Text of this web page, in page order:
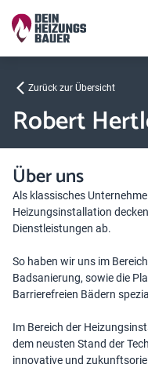
Zurück zur Übersicht
Robert
Über uns
Als klassisches
Heizungsinstallation
Dienstleistungen ab.
So haben wir uns im
Badsanierung, sowie die
Barrierefreien Bädern
Im Bereich der
dem neusten Stand der
innovative und